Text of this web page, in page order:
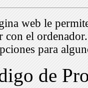
web le
con el
para
de